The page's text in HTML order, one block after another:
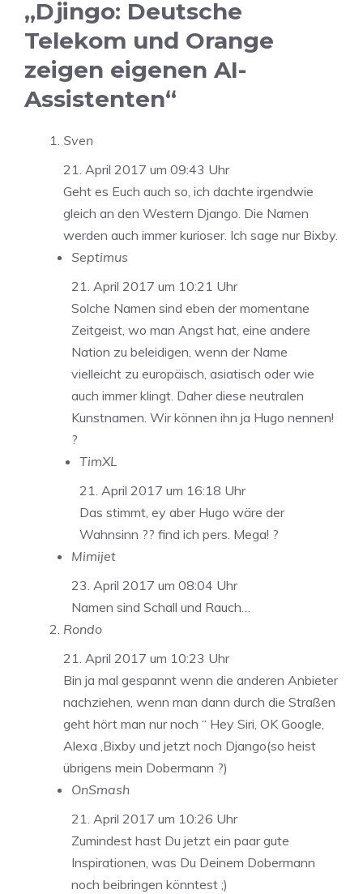
„Djingo: Deutsche
Telekom und Orange
zeigen eigenen AI-
Assistenten“
Sven
21. April 2017 um 09:43 Uhr
Geht es Euch auch so, ich dachte irgendwie
gleich an den Western Django. Die Namen
werden auch immer kurioser. Ich sage nur Bixby.
Septimus
21. April 2017 um 10:21 Uhr
Solche Namen sind eben der momentane
Zeitgeist, wo man Angst hat, eine andere
Nation zu beleidigen, wenn der Name
vielleicht zu europäisch, asiatisch oder wie
auch immer klingt. Daher diese neutralen
Kunstnamen. Wir können ihn ja Hugo nennen!
?
TimXL
21. April 2017 um 16:18 Uhr
Das stimmt, ey aber Hugo wäre der
Wahnsinn ?? find ich pers. Mega! ?
Mimijet
23. April 2017 um 08:04 Uhr
Namen sind Schall und Rauch…
Rondo
21. April 2017 um 10:23 Uhr
Bin ja mal gespannt wenn die anderen Anbieter
nachziehen, wenn man dann durch die Straßen
geht hört man nur noch “ Hey Siri, OK Google,
Alexa ,Bixby und jetzt noch Django(so heist
übrigens mein Dobermann ?)
OnSmash
21. April 2017 um 10:26 Uhr
Zumindest hast Du jetzt ein paar gute
Inspirationen, was Du Deinem Dobermann
noch beibringen könntest ;)